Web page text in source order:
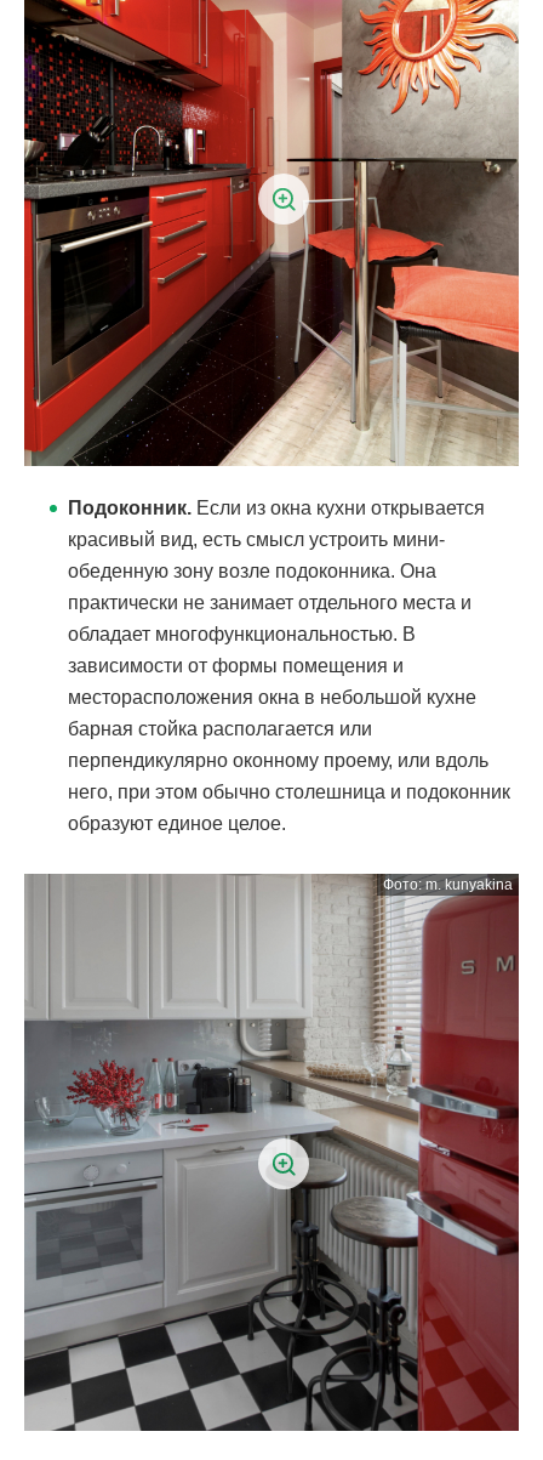
Подоконник. Если из окна кухни открывается
красивый вид, есть смысл устроить мини-
обеденную зону возле подоконника. Она
практически не занимает отдельного места и
обладает многофункциональностью. В
зависимости от формы помещения и
месторасположения окна в небольшой кухне
барная стойка располагается или
перпендикулярно оконному проему, или вдоль
него, при этом обычно столешница и подоконник
образуют единое целое.